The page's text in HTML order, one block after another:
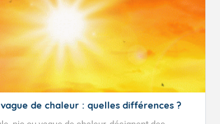
de chaleur : quelles différences ?